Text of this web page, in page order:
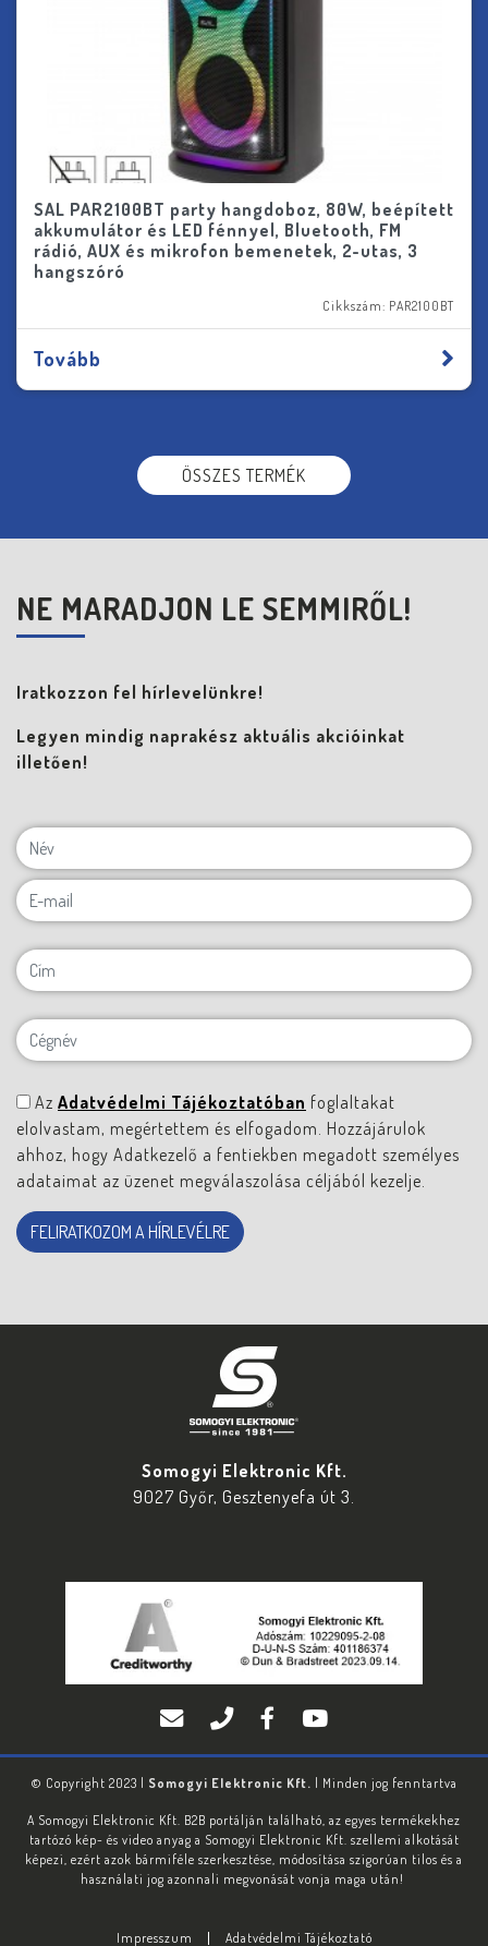
SAL PAR2100BT party hangdoboz, 80W, beépített
akkumulátor és LED fénnyel, Bluetooth, FM
rádió, AUX és mikrofon bemenetek, 2-utas, 3
hangszóró
Cikkszám: PAR2100BT
Tovább
ÖSSZES TERMÉK
NE MARADJON LE SEMMIRŐL!
Iratkozzon fel hírlevelünkre!
Legyen mindig naprakész aktuális akcióinkat
illetően!
Az Adatvédelmi Tájékoztatóban foglaltakat
elolvastam, megértettem és elfogadom. Hozzájárulok
ahhoz, hogy Adatkezelő a fentiekben megadott személyes
adataimat az üzenet megválaszolása céljából kezelje.
FELIRATKOZOM A HÍRLEVÉLRE
Somogyi Elektronic Kft.
9027 Győr, Gesztenyefa út 3.
© Copyright 2023 | Somogyi Elektronic Kft. | Minden jog fenntartva
A Somogyi Elektronic Kft. B2B portálján található, az egyes termékekhez
tartózó kép- és video anyag a Somogyi Elektronic Kft. szellemi alkotását
képezi, ezért azok bármiféle szerkesztése, módosítása szigorúan tilos és a
használati jog azonnali megvonását vonja maga után!
Impresszum Adatvédelmi Tájékoztató